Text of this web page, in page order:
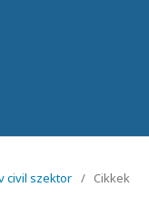
civil szektor / Cikkek